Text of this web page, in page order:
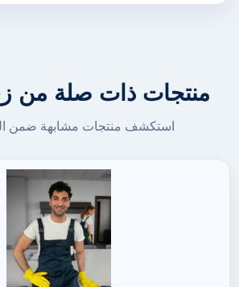
منتجات ذات صلة من
استكشف منتجات مشابهة ضمن